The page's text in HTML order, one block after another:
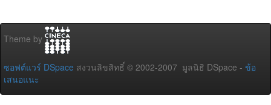
Theme by
ซอฟต์แวร์ DSpace สงวนลิขสิทธิ์ © 2002-2007 มูลนิธิ DSpace - ข้อ
เสนอแนะ